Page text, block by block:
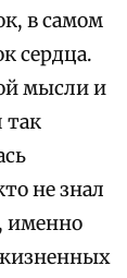
в самом
сердца.
мысли и
так
не знал
именно